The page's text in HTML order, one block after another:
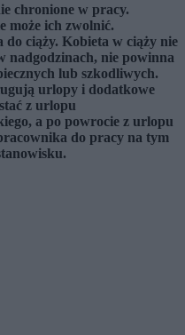
chronione w pracy.
może ich zwolnić.
do ciąży. Kobieta w ciąży nie
nadgodzinach, nie powinna
lub szkodliwych.
urlopy i dodatkowe
z urlopu
a po powrocie z urlopu
do pracy na tym